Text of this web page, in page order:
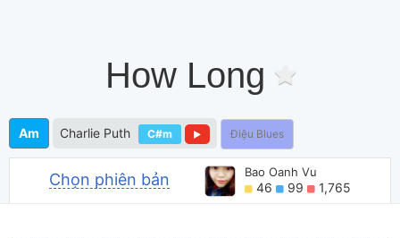
How Long
Am Charlie Puth C#m Điệu Blues
Chọn phiên bản Bao Oanh Vu
46 99 1,765